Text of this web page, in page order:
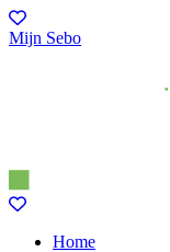
Mijn Sebo
Home